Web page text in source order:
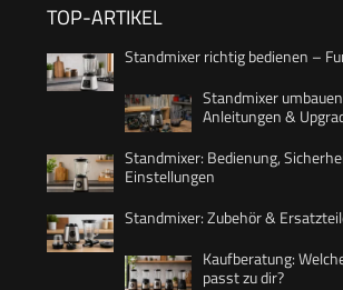
TOP-ARTIKEL
Standmixer richtig bedienen –
Standmixer
Anleitungen &
Standmixer: Bedienung,
Einstellungen
Standmixer: Zubehör &
Kaufberatung:
passt zu dir?